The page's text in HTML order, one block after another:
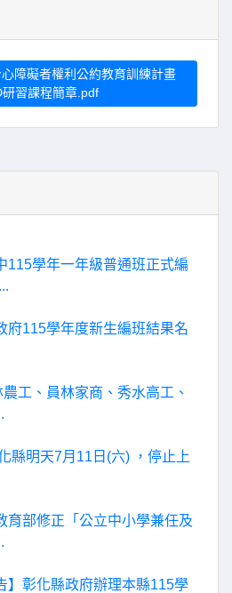
障礙者權利公約教育訓練計畫
研習課程簡章.pdf
115學年一年級普通班正式編
府115學年度新生編班結果名
農工、員林家商、秀水高工、
縣明天7月11日(六) ，停止上
育部修正「公立中小學兼任及
】彰化縣政府辦理本縣115學